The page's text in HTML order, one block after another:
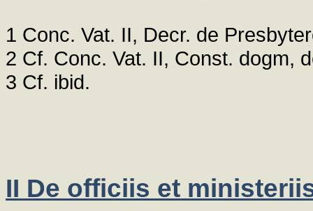
1 Conc. Vat. II, Decr. de
2 Cf. Conc. Vat. II, Const. dogm,
3 Cf. ibid.
II De officiis et